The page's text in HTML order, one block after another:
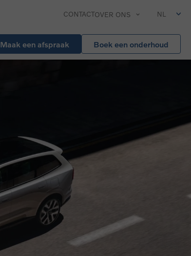
CONTACTOVER ONS NL
Maak een afspraak Boek een onderhoud